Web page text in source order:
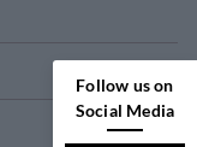
Follow us on
Social Media